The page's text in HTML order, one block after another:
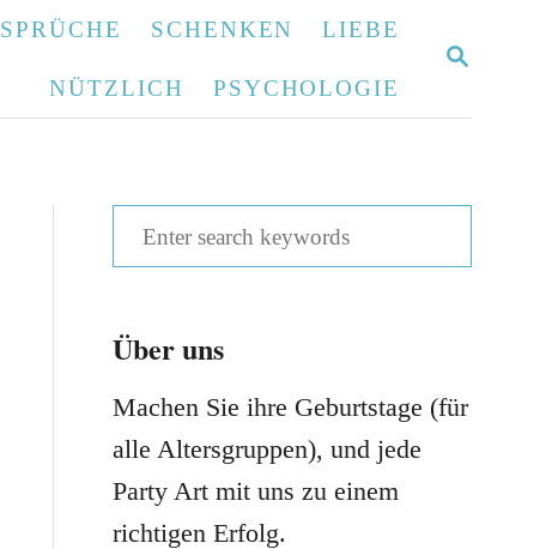
S
SPRÜCHE SCHENKEN LIEBE
NÜTZLICH PSYCHOLOGIE
e
r
c
f
o
Über uns
Machen Sie ihre Geburtstage (für
alle Altersgruppen), und jede
Party Art mit uns zu einem
richtigen Erfolg.